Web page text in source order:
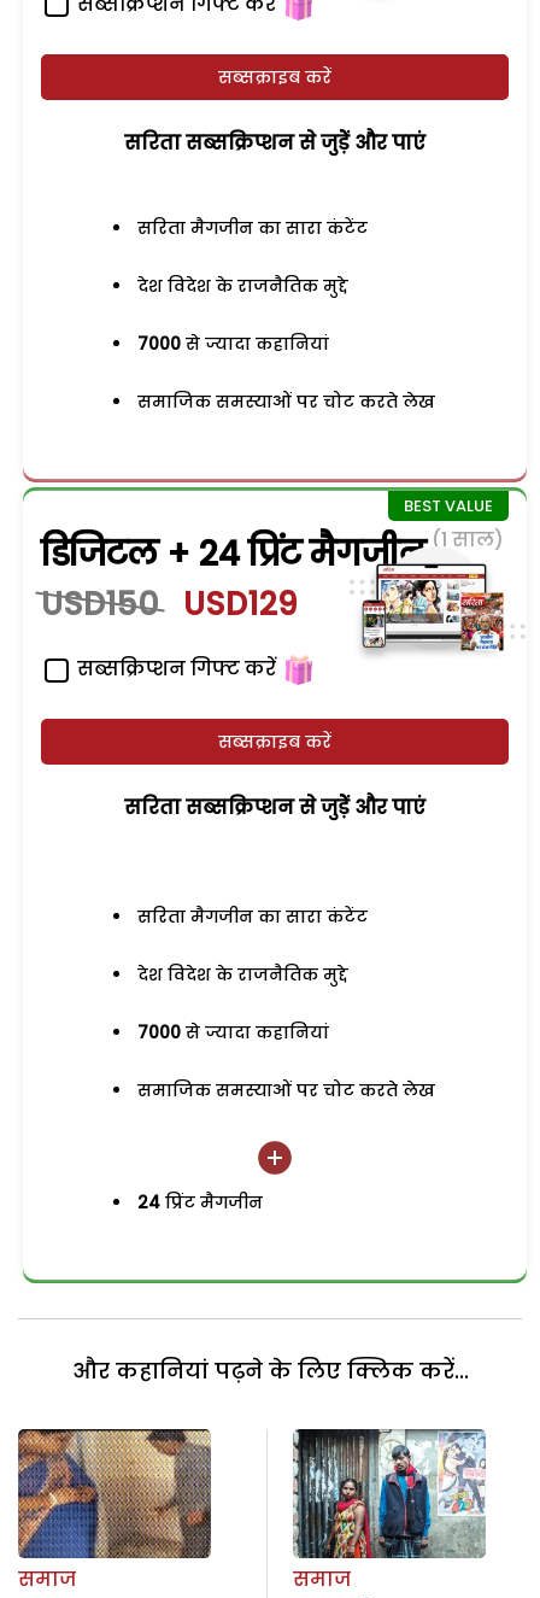
सब्सक्राइब करें
सरिता सब्सक्रिप्शन से जुड़ेें और पाएं
सरिता मैगजीन का सारा कंटेंट
देश विदेश के राजनैतिक मुद्दे
7000 से ज्यादा कहानियां
समाजिक समस्याओं पर चोट करते लेख
डिजिटल + 24 प्रिंट मैगजीन (1 साल)
USD150 USD129
सब्सक्रिप्शन गिफ्ट करें
सब्सक्राइब करें
सरिता सब्सक्रिप्शन से जुड़ेें और पाएं
सरिता मैगजीन का सारा कंटेंट
देश विदेश के राजनैतिक मुद्दे
7000 से ज्यादा कहानियां
समाजिक समस्याओं पर चोट करते लेख
24 प्रिंट मैगजीन
और कहानियां पढ़ने के लिए क्लिक करें...
समाज
समाज